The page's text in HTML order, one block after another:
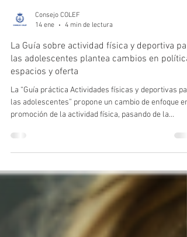
Consejo COLEF
14 ene
4 min de lectura
La Guía sobre actividad física y deportiva
las adolescentes plantea cambios en
espacios y oferta
La “Guía práctica Actividades físicas y deportivas
las adolescentes” propone un cambio de enfoque en
entornos. El documento recoge 10 acciones
estratégicas y 100 recomendaciones dirigidas a
administraciones públicas, centros educativos,
servicios deportivos, profesionales y familias, con
recomendaciones concretas sobre políticas
oferta de actividades, uso de inst